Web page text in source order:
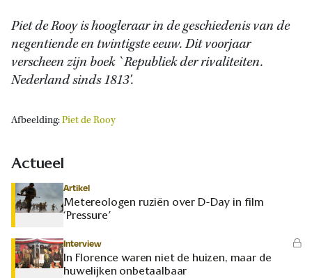
Piet de Rooy is hoogleraar in de geschiedenis van de
negentiende en twintigste eeuw. Dit voorjaar
verscheen zijn boek `Republiek der rivaliteiten.
Nederland sinds 1813'.
Afbeelding:Piet de Rooy
Actueel
Artikel
Metereologen ruziën over D-Day in film
‘Pressure’
Interview
In Florence waren niet de huizen, maar de
huwelijken onbetaalbaar